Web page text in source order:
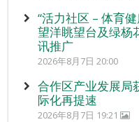
“活力社区 – 体育
望洋眺望台及绿杨
讯推广
2026年8月7日 20:00
合作区产业发展局
际化再提速
2026年8月7日 19:21